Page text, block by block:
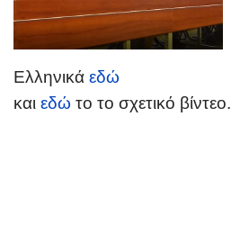
Ελληνικά εδώ
και εδώ το το σχετικό βίντεο.